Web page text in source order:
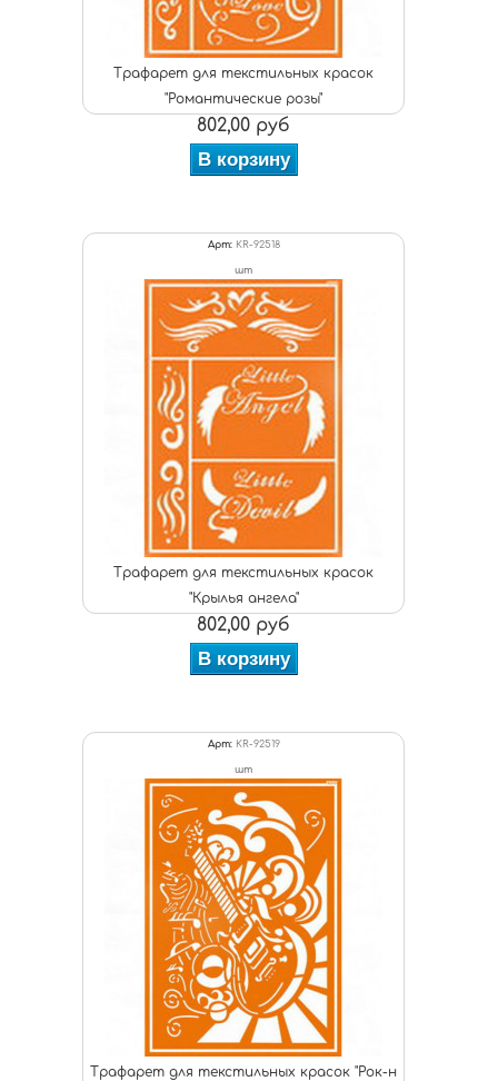
Трафарет для текстильных красок
"Романтические розы"
802,00 руб
В корзину
Арт: KR-92518
шт
Трафарет для текстильных красок
"Крылья ангела"
802,00 руб
В корзину
Арт: KR-92519
шт
Трафарет для текстильных красок "Рок-н